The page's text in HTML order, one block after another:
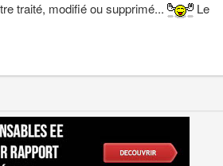
traité, modifié ou supprimé...
Le